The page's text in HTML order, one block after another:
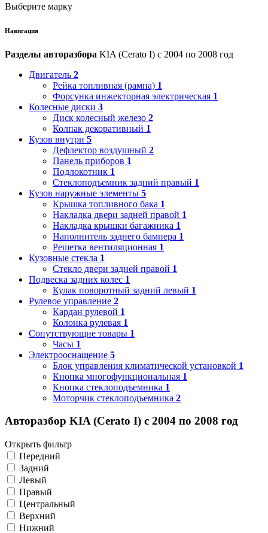
Выберите марку
Навигация
Разделы авторазбора KIA (Cerato I) с 2004 по 2008 год
Двигатель 2
Рейка топливная (рампа) 1
Форсунка инжекторная электрическая 1
Колесные диски 3
Диск колесный железо 2
Колпак декоративный 1
Кузов внутри 5
Дефлектор воздушный 2
Панель приборов 1
Подлокотник 1
Стеклоподъемник задний правый 1
Кузов наружные элементы 5
Крышка топливного бака 1
Накладка двери задней правой 1
Накладка крышки багажника 1
Наполнитель заднего бампера 1
Решетка вентиляционная 1
Кузовные стекла 1
Стекло двери задней правой 1
Подвеска задних колес 1
Кулак поворотный задний левый 1
Рулевое управление 2
Кардан рулевой 1
Колонка рулевая 1
Сопутствующие товары 1
Часы 1
Электрооснащение 5
Блок управления климатической установкой 1
Кнопка многофункциональная 1
Кнопка стеклоподъемника 1
Моторчик стеклоподъемника 2
Авторазбор KIA (Cerato I) с 2004 по 2008 год
Открыть фильтр
Передний
Задний
Левый
Правый
Центральный
Верхний
Нижний